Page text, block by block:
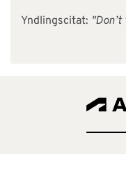
Yndlingscitat: